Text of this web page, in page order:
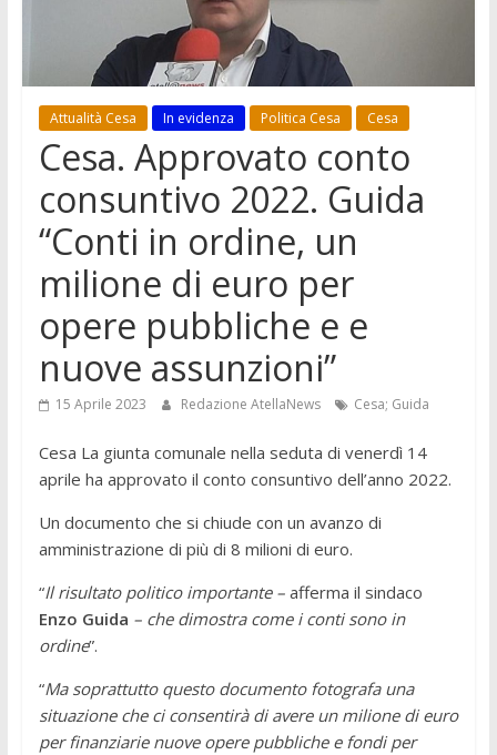
Attualità Cesa In evidenza Politica Cesa Cesa
Cesa. Approvato conto
consuntivo 2022. Guida
“Conti in ordine, un
milione di euro per
opere pubbliche e e
nuove assunzioni”
15 Aprile 2023 Redazione AtellaNews Cesa; Guida
Cesa La giunta comunale nella seduta di venerdì 14
aprile ha approvato il conto consuntivo dell’anno 2022.
Un documento che si chiude con un avanzo di
amministrazione di più di 8 milioni di euro.
“Il risultato politico importante – afferma il sindaco
Enzo Guida – che dimostra come i conti sono in
ordine”.
“Ma soprattutto questo documento fotografa una
situazione che ci consentirà di avere un milione di euro
per finanziarie nuove opere pubbliche e fondi per